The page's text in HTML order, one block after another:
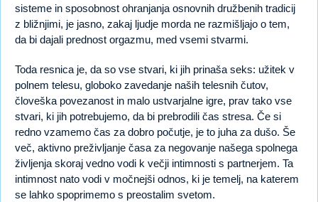
sisteme in sposobnost ohranjanja osnovnih družbenih tradicij
z bližnjimi, je jasno, zakaj ljudje morda ne razmišljajo o tem,
da bi dajali prednost orgazmu, med vsemi stvarmi.
Toda resnica je, da so vse stvari, ki jih prinaša seks: užitek v
polnem telesu, globoko zavedanje naših telesnih čutov,
človeška povezanost in malo ustvarjalne igre, prav tako vse
stvari, ki jih potrebujemo, da bi prebrodili čas stresa. Če si
redno vzamemo čas za dobro počutje, je to juha za dušo. Še
več, aktivno preživljanje časa za negovanje našega spolnega
življenja skoraj vedno vodi k večji intimnosti s partnerjem. Ta
intimnost nato vodi v močnejši odnos, ki je temelj, na katerem
se lahko spoprimemo s preostalim svetom.